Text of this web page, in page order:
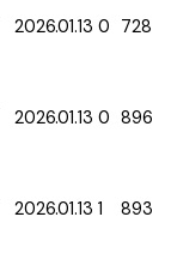
2026.01.13 0 728
2026.01.13 0 896
2026.01.13 1 893